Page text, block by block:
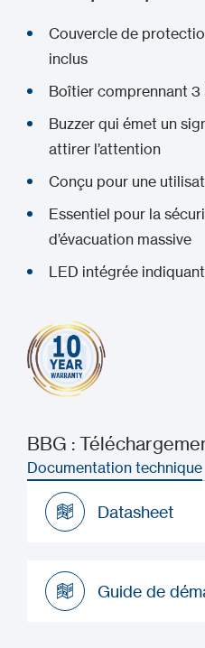
Couvercle de
inclus
Boîtier comprennant
Buzzer qui émet un
attirer l’attention
Conçu pour une
Essentiel pour la
d’évacuation massive
LED intégrée
BBG :
Documentation technique
Datasheet
Guide de